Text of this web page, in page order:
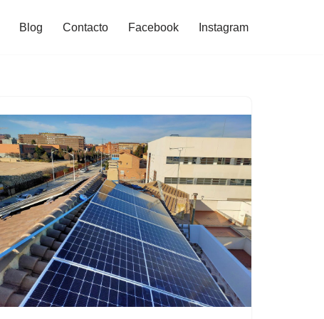
Blog Contacto Facebook Instagram